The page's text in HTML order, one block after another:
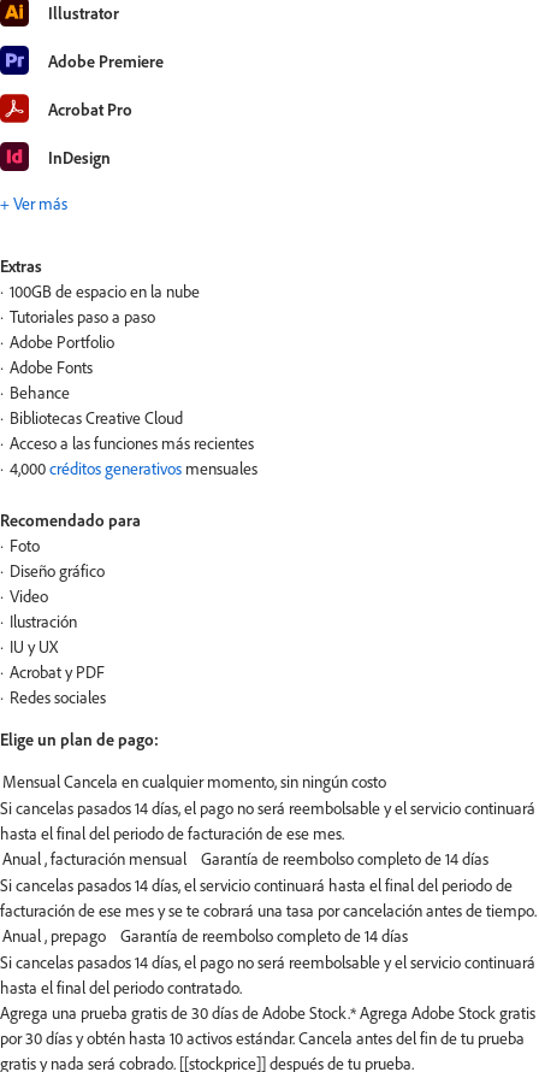
Illustrator
Adobe Premiere
Acrobat Pro
InDesign
+ Ver más
Extras
100GB de espacio en la nube
Tutoriales paso a paso
Adobe Portfolio
Adobe Fonts
Behance
Bibliotecas Creative Cloud
Acceso a las funciones más recientes
4,000créditos generativos mensuales
Recomendado para
Foto
Diseño gráfico
Video
Ilustración
IU y UX
Acrobat y PDF
Redes sociales
Elige un plan de pago:
Si cancelas pasados 14 días, el pago no será reembolsable y el servicio continuará
hasta el final del periodo de facturación de ese mes.
Si cancelas pasados 14 días, el servicio continuará hasta el final del periodo de
facturación de ese mes y se te cobrará una tasa por cancelación antes de tiempo.
Si cancelas pasados 14 días, el pago no será reembolsable y el servicio continuará
hasta el final del periodo contratado.
Agrega una prueba gratis de 30 días de Adobe Stock.*Agrega Adobe Stock gratis
por 30 días y obtén hasta 10 activos estándar. Cancela antes del fin de tu prueba
gratis y nada será cobrado. [[stockprice]] después de tu prueba.